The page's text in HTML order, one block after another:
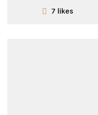
7 likes